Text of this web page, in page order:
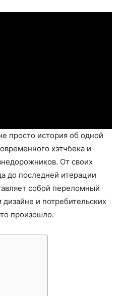
просто история об одной
хэтчбека и
От своих
до последней итерации
собой переломный
и потребительских
произошло.